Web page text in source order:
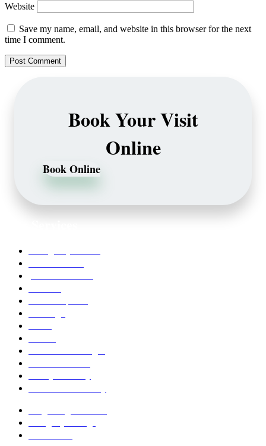
Website
Save my name, email, and website in this browser for the next
time I comment.
Book Your Visit
Online
Book Online